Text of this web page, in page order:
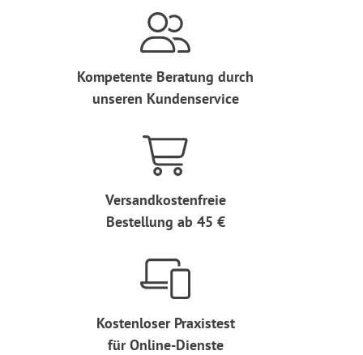
Kompetente Beratung durch
unseren Kundenservice
Versandkostenfreie
Bestellung ab 45 €
Kostenloser Praxistest
für Online-Dienste